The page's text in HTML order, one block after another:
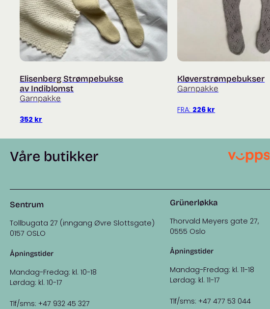
Elisenberg Strømpebukse
av Indiblomst
Garnpakke
352 kr
Kløverstrømpebukser
Garnpakke
FRA: 226 kr
Våre butikker
Sentrum
Tollbugata 27 (inngang Øvre Slottsgate)
0157 OSLO
Åpningstider
Mandag-Fredag: kl. 10-18
Lørdag: kl. 10-17
Tlf/sms: +47 932 45 327
Grünerløkka
Thorvald Meyers gate 27,
0555 Oslo
Åpningstider
Mandag-Fredag: kl. 11-18
Lørdag: kl. 11-17
Tlf/sms: +47 477 53 044